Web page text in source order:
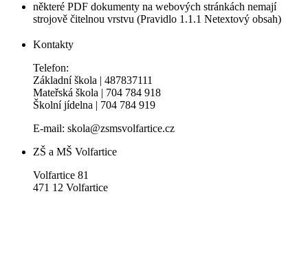
některé PDF dokumenty na webových stránkách nemají
strojově čitelnou vrstvu (Pravidlo 1.1.1 Netextový obsah)
Kontakty
Telefon:
Základní škola | 487837111
Mateřská škola | 704 784 918
Školní jídelna | 704 784 919
E-mail: skola@zsmsvolfartice.cz
ZŠ a MŠ Volfartice
Volfartice 81
471 12 Volfartice